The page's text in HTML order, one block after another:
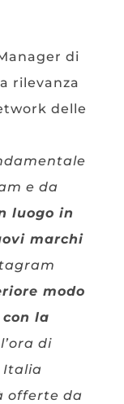
di
rilevanza
delle
e da
luogo in
marchi
modo
la
di
Italia
offerte da